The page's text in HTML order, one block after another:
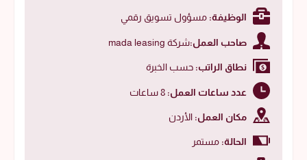
الوظيفة: مسؤول تسويق رقمي
صاحب العمل:شركة mada leasing
نطاق الراتب: حسب الخبرة
عدد ساعات العمل:
مكان العمل: الأردن
الحالة: مستمر